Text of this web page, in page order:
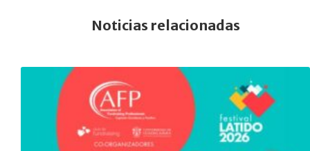
Noticias relacionadas